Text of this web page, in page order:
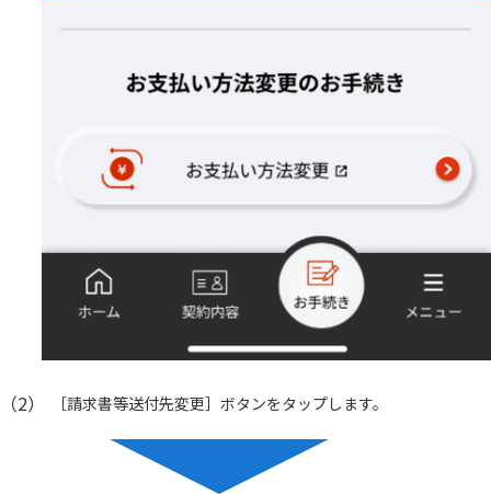
（2） ［請求書等送付先変更］ボタンをタップします。